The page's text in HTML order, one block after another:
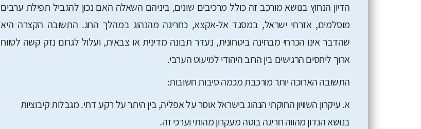
הדיון הנחוץ בנושא מורכב זה כולל מרכיבים שונים, ביניהם השאלה האם נכון להגביל תפילת ערבים
מוסלמים, אזרחי ישראל, במסגד אל-אקצא, כחריגה מהנהוג במהלך החג. התשובה הקצרה היא
שהדבר אינו הכרחי מבחינה ביטחונית, נעדר תבונה מדינית או צבאית, ועלול לגרום נזק קשה לטווח
ארוך ליחסים הרגישים בין הרוב היהודי למיעוט הערבי.
התשובה הארוכה יותר מורכבת מכמה סיבות חשובות:
א. עיקרון השוויון החוקתי הנהוג בישראל אוסר על אפליה, בין היתר על רקע דתי. מגבלות קיבוציות
בנושא הנדון מהווה חריגה בוטה מעקרון מהותי וערכי זה.